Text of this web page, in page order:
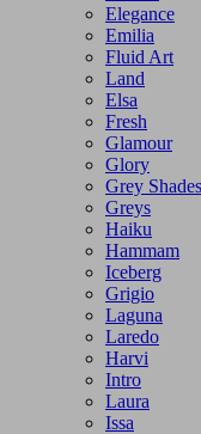
Elegance
Emilia
Fluid Art
Land
Elsa
Fresh
Glamour
Glory
Grey Shades
Greys
Haiku
Hammam
Iceberg
Grigio
Laguna
Laredo
Harvi
Intro
Laura
Issa